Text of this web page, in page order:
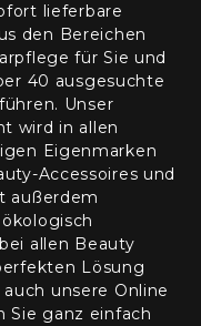
lieferbare
den Bereichen
für Sie und
40 ausgesuchte
Unser
wird in allen
Eigenmarken
Accessoires und
außerdem
allen Beauty
Lösung
unsere Online
Sie ganz einfach